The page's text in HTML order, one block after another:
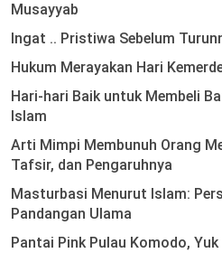
Musayyab
Ingat .. Pristiwa Sebelum
Hukum Merayakan Hari
Hari-hari Baik untuk Membeli
Islam
Arti Mimpi Membunuh Orang
Tafsir, dan Pengaruhnya
Masturbasi Menurut Islam:
Pandangan Ulama
Pantai Pink Pulau Komodo,